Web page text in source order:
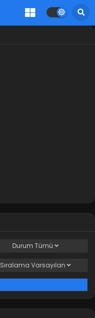
Durum Tümü
Sıralama Varsayılan